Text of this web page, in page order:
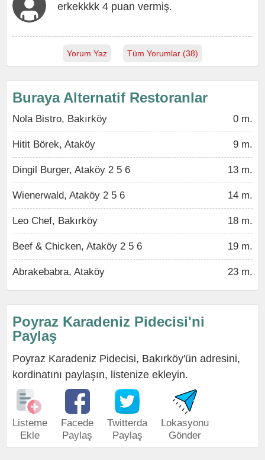
erkekkkk 4 puan vermiş.
Yorum Yaz Tüm Yorumlar (38)
Buraya Alternatif Restoranlar
Nola Bistro, Bakırköy 0 m.
Hitit Börek, Ataköy 9 m.
Dingil Burger, Ataköy 2 5 6 13 m.
Wienerwald, Ataköy 2 5 6 14 m.
Leo Chef, Bakırköy 18 m.
Beef & Chicken, Ataköy 2 5 6 19 m.
Abrakebabra, Ataköy 23 m.
Poyraz Karadeniz Pidecisi'ni
Paylaş
Poyraz Karadeniz Pidecisi, Bakırköy'ün adresini,
kordinatını paylaşın, listenize ekleyin.
Listeme
Ekle
Facede
Paylaş
Twitterda
Paylaş
Lokasyonu
Gönder